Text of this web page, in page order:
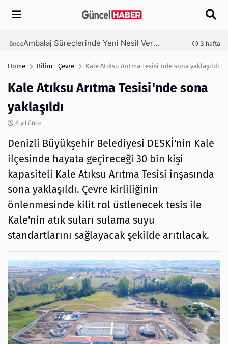
Arama
Ambalaj Süreçlerinde Yeni Nesil Verimliliği Olimpack ile Yakalayın 3 hafta önce
Home Bilim - Çevre Kale Atıksu Arıtma Tesisi'nde sona yaklaşıldı
Kale Atıksu Arıtma Tesisi'nde sona
yaklaşıldı
6 yıl önce
Denizli Büyükşehir Belediyesi DESKİ'nin Kale
ilçesinde hayata geçireceği 30 bin kişi
kapasiteli Kale Atıksu Arıtma Tesisi inşasında
sona yaklaşıldı. Çevre kirliliğinin
önlenmesinde kilit rol üstlenecek tesis ile
Kale'nin atık suları sulama suyu
standartlarını sağlayacak şekilde arıtılacak.